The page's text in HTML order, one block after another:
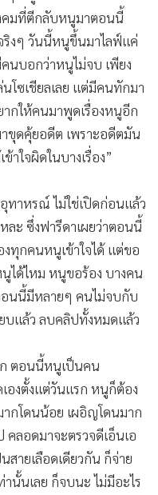
คมที่ตีกลับหนูมาตอนนี้
ริงๆ วันนี้หนูขึ้นมาไลฟ์แค่
นบอกว่าหนูไม่จบ เพียง
โซเชียลเลย แต่มีคนทักมา
กให้คนมาพูดเรื่องหนูอีก
ขุดคุ้ยอดีต เพราะอดีตมัน
ใจผิดในบางเรื่อง”
าหรณ์ ไม่ใช่เปิดก่อนแล้ว
ะ ซึ่งฟารีดาเผยว่าตอนนี้
ทุกคนหนูเข้าใจได้ แต่ขอ
ได้ไหม หนูขอร้อง บางคน
อนนี้มีหลายๆ คนไม่จบกับ
บแล้ว ลบคลิปทั้งหมดแล้ว
ตอนนี้หนูเป็นคน
องตั้งแต่วันแรก หนูก็ต้อง
กโดนน้อย เผอิญโดนมาก
คลอดมาจะตรวจดีเอ็นเอ
สายเลือดเดียวกัน ก็จ่าย
านั้นเลย ก็จบนะ ไม่มีอะไร